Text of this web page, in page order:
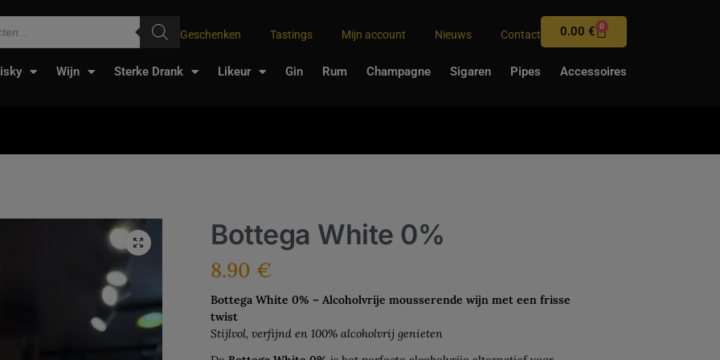
Geschenken Tastings Mijn account Nieuws Contact 0.00€ 0
Wijn Sterke Drank Likeur Gin Rum Champagne Sigaren Pipes Accessoires
Bottega White 0%
8.90 €
Bottega White 0% – Alcoholvrije mousserende wijn met een frisse
twist
Stijlvol, verfijnd en 100% alcoholvrij genieten